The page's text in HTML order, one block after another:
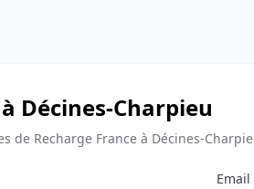
Décines-Charpieu
Recharge France à Décines-